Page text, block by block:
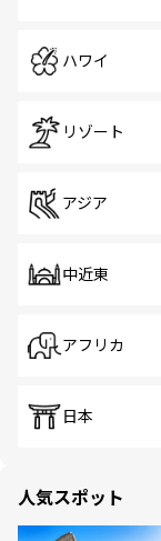
ハワイ
リゾート
アジア
中近東
アフリカ
日本
人気スポット